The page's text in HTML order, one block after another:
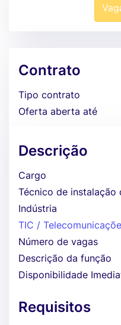
Contrato
Tipo contrato
Oferta aberta até
Descrição
Cargo
Técnico de instalação
Indústria
TIC /
Número de vagas
Descrição da função
Disponibilidade
Requisitos